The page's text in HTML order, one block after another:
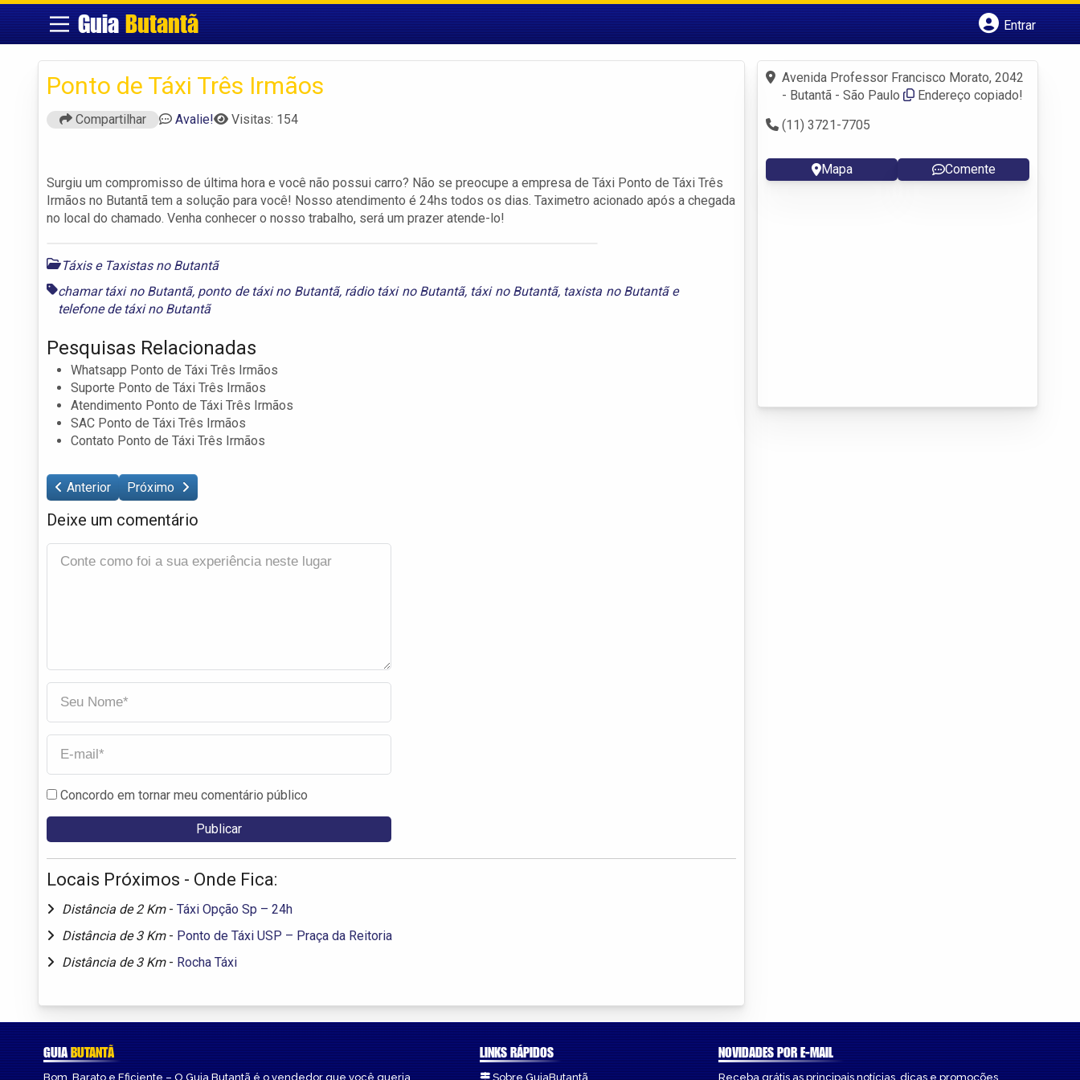
GuiaButantã
Entrar
Fazer login
Criar conta
Ponto de Táxi Três Irmãos
Compartilhar Avalie! Visitas: 154
Surgiu um compromisso de última hora e você não possui carro? Não se preocupe a empresa de Táxi Ponto de Táxi Três
Irmãos no Butantã tem a solução para você! Nosso atendimento é 24hs todos os dias. Taximetro acionado após a chegada
no local do chamado. Venha conhecer o nosso trabalho, será um prazer atende-lo!
Táxis e Taxistas no Butantã
chamar táxi no Butantã, ponto de táxi no Butantã, rádio táxi no Butantã, táxi no Butantã, taxista no Butantãe
telefone de táxi no Butantã
Pesquisas Relacionadas
Whatsapp Ponto de Táxi Três Irmãos
Suporte Ponto de Táxi Três Irmãos
Atendimento Ponto de Táxi Três Irmãos
SAC Ponto de Táxi Três Irmãos
Contato Ponto de Táxi Três Irmãos
Anterior Próximo
Deixe um comentário
Concordo em tornar meu comentário público
Locais Próximos - Onde Fica:
Distância de 2 Km - Táxi Opção Sp – 24h
Distância de 3 Km - Ponto de Táxi USP – Praça da Reitoria
Distância de 3 Km - Rocha Táxi
Avenida Professor Francisco Morato, 2042
- Butantã - São Paulo
Endereço copiado!
(11) 3721-7705
Mapa Comente
GUIABUTANTÃ
Bom, Barato e Eficiente – O Guia Butantã é o vendedor que você queria.
LINKS RÁPIDOS
Sobre GuiaButantã
NOVIDADES POR E-MAIL
Receba grátis as principais notícias, dicas e promoções